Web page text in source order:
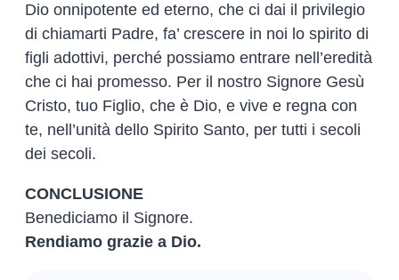
Dio onnipotente ed eterno, che ci dai il privilegio
di chiamarti Padre, fa’ crescere in noi lo spirito di
figli adottivi, perché possiamo entrare nell’eredità
che ci hai promesso. Per il nostro Signore Gesù
Cristo, tuo Figlio, che è Dio, e vive e regna con
te, nell’unità dello Spirito Santo, per tutti i secoli
dei secoli.
CONCLUSIONE
Benediciamo il Signore.
Rendiamo grazie a Dio.